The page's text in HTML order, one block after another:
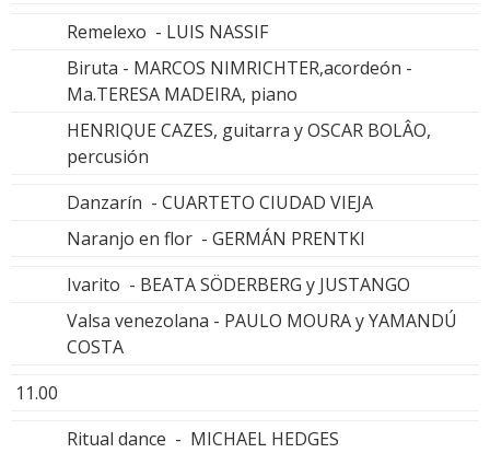
Remelexo - LUIS NASSIF
Biruta - MARCOS NIMRICHTER,acordeón -
Ma.TERESA MADEIRA, piano
HENRIQUE CAZES, guitarra y OSCAR BOLÂO,
percusión
Danzarín - CUARTETO CIUDAD VIEJA
Naranjo en flor - GERMÁN PRENTKI
Ivarito - BEATA SÖDERBERG y JUSTANGO
Valsa venezolana - PAULO MOURA y YAMANDÚ
COSTA
11.00
Ritual dance - MICHAEL HEDGES